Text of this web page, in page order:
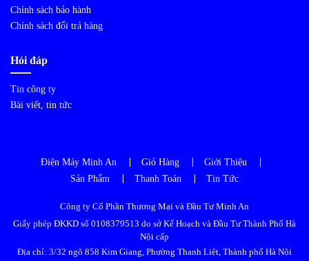
Chính sách bảo hành
Chính sách đổi trả hàng
Hỏi đáp
Tin công ty
Bài viết, tin tức
Điện Máy Minh An Giỏ Hàng
Giới Thiệu
Sản Phẩm
Thanh Toán Tin Tức
Công ty Cổ Phần Thương Mại và Đầu Tư Minh An
Giấy phép ĐKKD số 0108379513 do sở Kế Hoạch và Đầu Tư Thành Phố Hà
Nội cấp
Địa chỉ: 3/32 ngõ 858 Kim Giang, Phường Thanh Liệt, Thành phố Hà Nội